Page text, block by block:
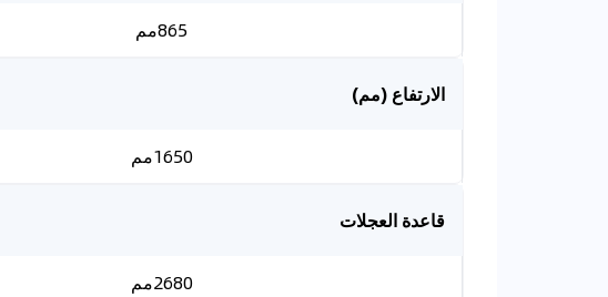
865مم
الارتفاع (مم)
1650مم
قاعدة العجلات
2680مم